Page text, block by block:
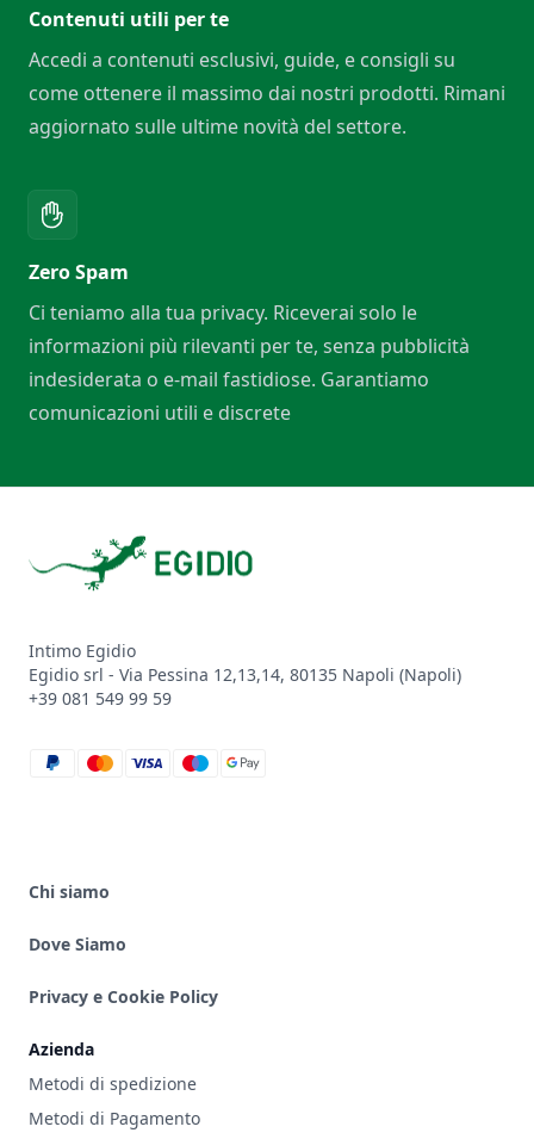
Contenuti utili per te
Accedi a contenuti esclusivi, guide, e consigli su
come ottenere il massimo dai nostri prodotti. Rimani
aggiornato sulle ultime novità del settore.
Zero Spam
Ci teniamo alla tua privacy. Riceverai solo le
informazioni più rilevanti per te, senza pubblicità
indesiderata o e-mail fastidiose. Garantiamo
comunicazioni utili e discrete
Intimo Egidio
Egidio srl - Via Pessina 12,13,14, 80135 Napoli (Napoli)
+39 081 549 99 59
paypal
mastercard
visa
maestro
google_pay
Chi siamo
Dove Siamo
Privacy e Cookie Policy
Azienda
Metodi di spedizione
Metodi di Pagamento